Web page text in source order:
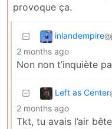
provoque ça.
inlandempire
2 months ago
Non non t’inquiète
Left as Center
2 months ago
Tkt, tu avais l’air